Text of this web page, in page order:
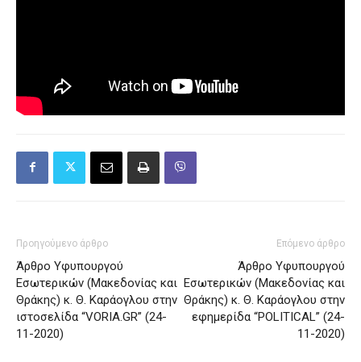
Προηγούμενο άρθρο
Άρθρο Υφυπουργού
Εσωτερικών (Μακεδονίας και
Θράκης) κ. Θ. Καράογλου στην
ιστοσελίδα “VORIA.GR” (24-
11-2020)
Επόμενο άρθρο
Άρθρο Υφυπουργού
Εσωτερικών (Μακεδονίας και
Θράκης) κ. Θ. Καράογλου στην
εφημερίδα “POLITICAL” (24-
11-2020)